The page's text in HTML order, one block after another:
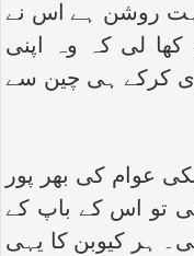
روشن ہے اس نے
لی کہ وہ اپنی
کرکے ہی چین سے
عوام کی بھر پور
تو اس کے باپ کے
ہر کیوبن کا یہی